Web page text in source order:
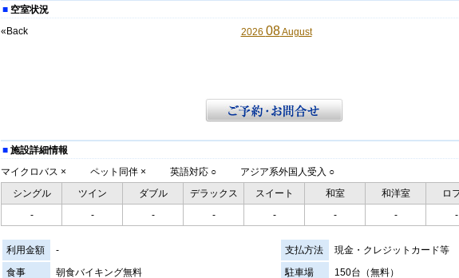
■ 空室状況
«Back
2026 08August
■ 施設詳細情報
マイクロバス × ペット同伴 × 英語対応 ○ アジア系外国人受入 ○
シングル
ツイン ダブル デラックス スイート 和室 和洋室 ロ
-
- - - - - - -
利用金額 - 支払方法
現金・クレジットカード等
食事
朝食バイキング無料 駐車場 150台（無料）